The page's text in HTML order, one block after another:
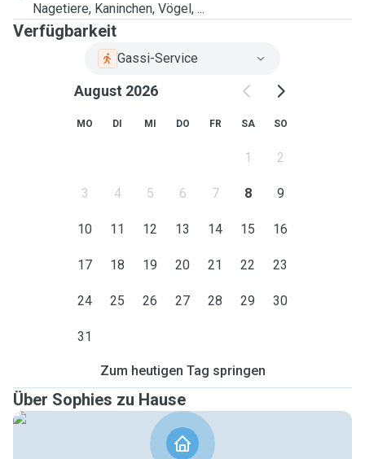
Nagetiere, Kaninchen, Vögel, ...
Verfügbarkeit
Gassi-Service
August 2026
MO DI MI DO FR SA SO
1 2
3 4 5 6 7 8 9
10 11 12 13 14 15 16
17 18 19 20 21 22 23
24 25 26 27 28 29 30
31
Zum heutigen Tag springen
Über Sophies zu Hause